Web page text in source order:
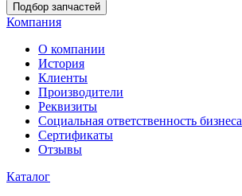
Подбор запчастей
Компания
О компании
История
Клиенты
Производители
Реквизиты
Социальная ответственность бизнеса
Сертификаты
Отзывы
Каталог